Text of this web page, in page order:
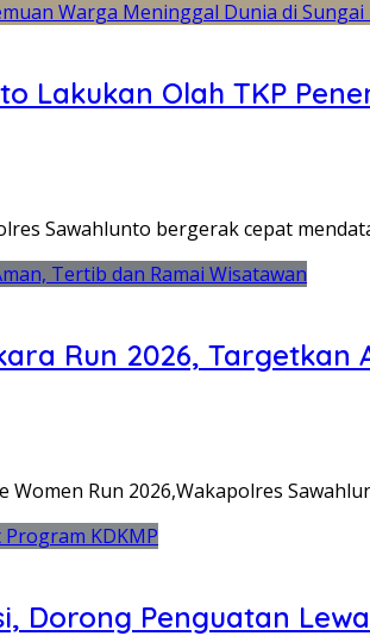
Lakukan Olah TKP
Sawahlunto bergerak cepat
Run 2026, Targetkan
Run 2026,Wakapolres
Dorong Penguatan